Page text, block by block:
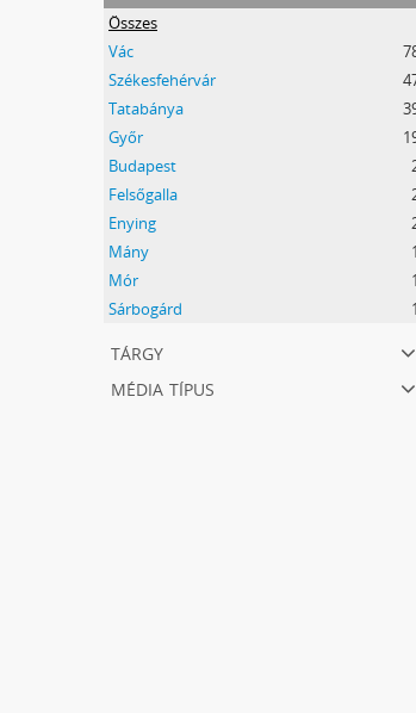
Összes
Vác
Székesfehérvár
Tatabánya
Győr
Budapest
Felsőgalla
Enying
Mány
1
Mór
1
Sárbogárd
1
tárgy
média típus